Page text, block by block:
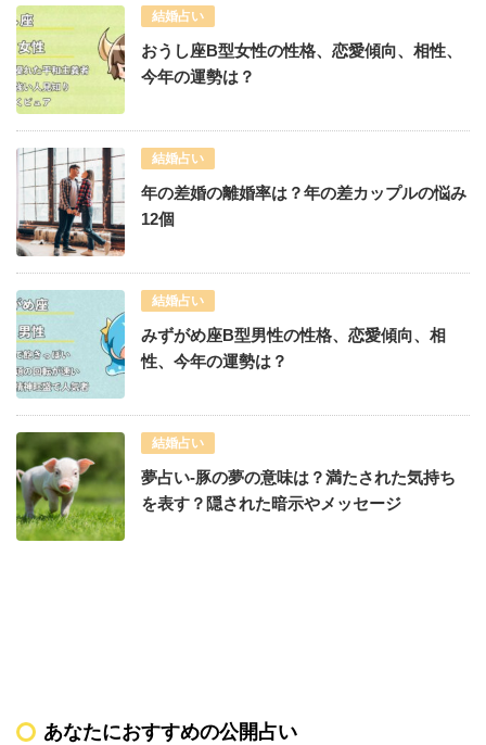
結婚占い
おうし座B型女性の性格、恋愛傾向、相性、
今年の運勢は？
結婚占い
年の差婚の離婚率は？年の差カップルの悩み
12個
結婚占い
みずがめ座B型男性の性格、恋愛傾向、相
性、今年の運勢は？
結婚占い
夢占い-豚の夢の意味は？満たされた気持ち
を表す？隠された暗示やメッセージ
あなたにおすすめの公開占い